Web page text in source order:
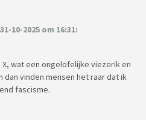
10-2025 om 16:31:
wat een ongelofelijke viezerik en
dan vinden mensen het raar dat ik
fascisme.